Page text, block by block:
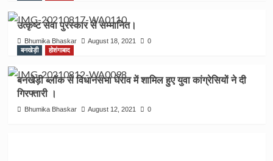
उत्कृष्ट सेवा पुरस्कार से सम्मानित।
Bhumika Bhaskar August 18, 2021
0
बनखेड़ी
होशंगाबाद
बनखेड़ी ब्लॉक से विधानसभा घेराव में शामिल हुए युवा कांग्रेसियों ने दी
गिरफ्तारी ।
Bhumika Bhaskar August 12, 2021 0